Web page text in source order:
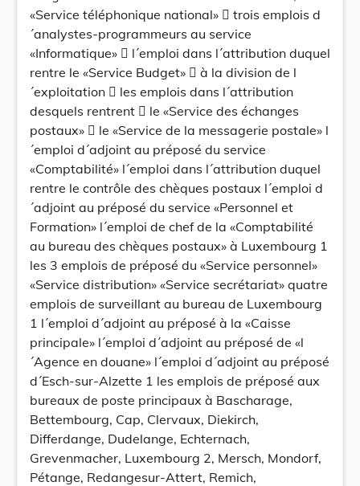
«Service téléphonique national»  trois emplois d
´analystes-programmeurs au service
«Informatique»  l´emploi dans l´attribution duquel
rentre le «Service Budget»  à la division de l
´exploitation  les emplois dans l´attribution
desquels rentrent  le «Service des échanges
postaux»  le «Service de la messagerie postale» l
´emploi d´adjoint au préposé du service
«Comptabilité» l´emploi dans l´attribution duquel
rentre le contrôle des chèques postaux l´emploi d
´adjoint au préposé du service «Personnel et
Formation» l´emploi de chef de la «Comptabilité
au bureau des chèques postaux» à Luxembourg 1
les 3 emplois de préposé du «Service personnel»
«Service distribution» «Service secrétariat» quatre
emplois de surveillant au bureau de Luxembourg
1 l´emploi d´adjoint au préposé à la «Caisse
principale» l´emploi d´adjoint au préposé de «l
´Agence en douane» l´emploi d´adjoint au préposé
d´Esch-sur-Alzette 1 les emplois de préposé aux
bureaux de poste principaux à Bascharage,
Bettembourg, Cap, Clervaux, Diekirch,
Differdange, Dudelange, Echternach,
Grevenmacher, Luxembourg 2, Mersch, Mondorf,
Pétange, Redangesur-Attert, Remich,